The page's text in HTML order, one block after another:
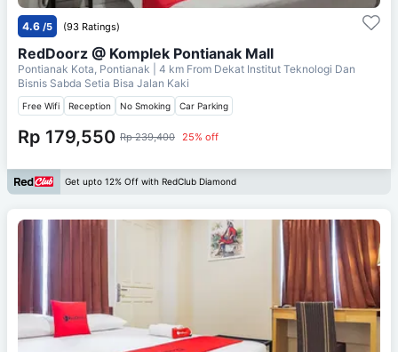
4.6 /5 (93 Ratings)
RedDoorz @ Komplek Pontianak Mall
Pontianak Kota, Pontianak | 4 km From Dekat Institut Teknologi Dan
Bisnis Sabda Setia Bisa Jalan Kaki
Free Wifi Reception No Smoking Car Parking
Rp 179,550 Rp 239,400 25% off
Get upto 12% Off with RedClub Diamond